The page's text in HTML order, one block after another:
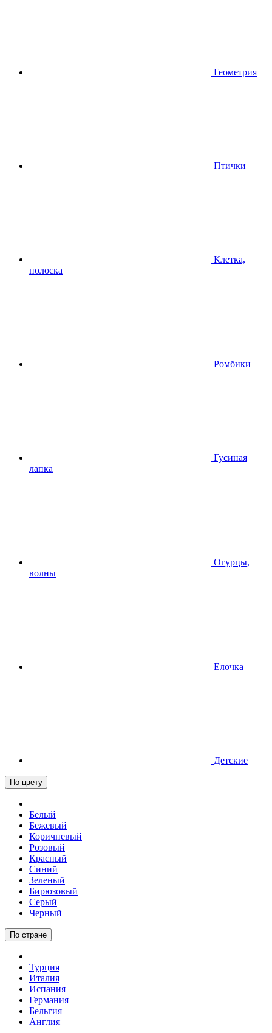
Геометрия
Птички
Клетка,
полоска
Ромбики
Гусиная
лапка
Огурцы,
волны
Елочка
Детские
По цвету
Белый
Бежевый
Коричневый
Розовый
Красный
Синий
Зеленый
Бирюзовый
Серый
Черный
По стране
Турция
Италия
Испания
Германия
Бельгия
Англия